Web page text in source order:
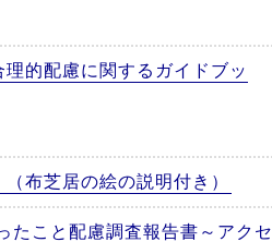
理的配慮に関するガイドブッ
布芝居の絵の説明付き）
たこと配慮調査報告書～アクセ